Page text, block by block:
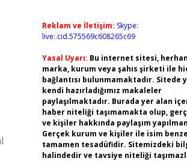
Reklam ve İletişim: Skype:
live:.cid.575569c608265c69
Yasal Uyarı: Bu internet sitesi,
marka, kurum veya şahıs şirketi ile
bağlantısı bulunmamaktadır. Sitede
kendi hazırladığımız makaleler
paylaşılmaktadır. Burada yer alan
haber niteliği taşımamakta olup,
ve kişiler hakkında paylaşım
Gerçek kurum ve kişiler ile isim
tamamen tesadüfidir. Sitemizdeki
halindedir ve tavsiye niteliği